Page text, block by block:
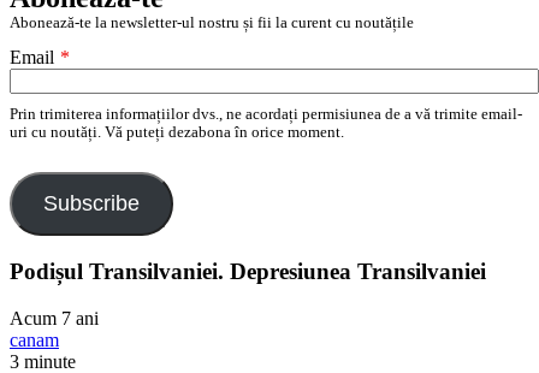
Abonează-te la newsletter-ul nostru și fii la curent cu noutățile
Email *
Prin trimiterea informațiilor dvs., ne acordați permisiunea de a vă trimite email-
uri cu noutăți. Vă puteți dezabona în orice moment.
Subscribe
Podișul Transilvaniei. Depresiunea Transilvaniei
Acum 7 ani
canam
3 minute